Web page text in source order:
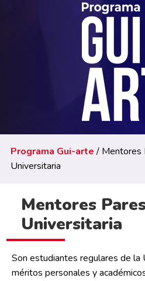
Programa Gui-arte/ Mentores
Universitaria
Mentores
Universitaria
Son estudiantes regulares de la
méritos personales y